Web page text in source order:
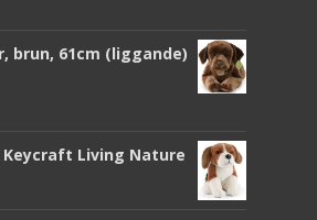
brun, 61cm (liggande)
Keycraft Living Nature